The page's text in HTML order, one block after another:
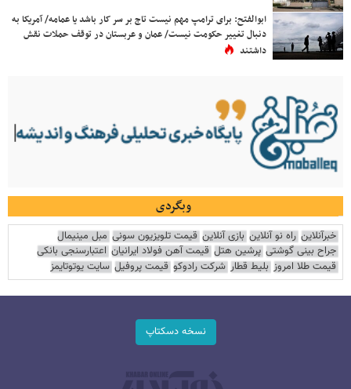
ابوالفتح: برای ترامپ مهم نیست تاج بر سر کار باشد یا عمامه/ آمریکا به
دنبال تغییر حکومت نیست/ عمان و عربستان در توقف حملات نقش
داشتند
وبگردی
خبرآنلاین راه نو آنلاین بازی آنلاین قیمت تلویزیون سونی مبل مینیمال
جراح بینی گوشتی پرشین هتل قیمت آهن فولاد ایرانیان اعتبارسنجی بانکی
قیمت طلا امروز بلیط قطار شرکت رادوکو قیمت پروفیل سایت یوتوتایمز
نسخه دسکتاپ